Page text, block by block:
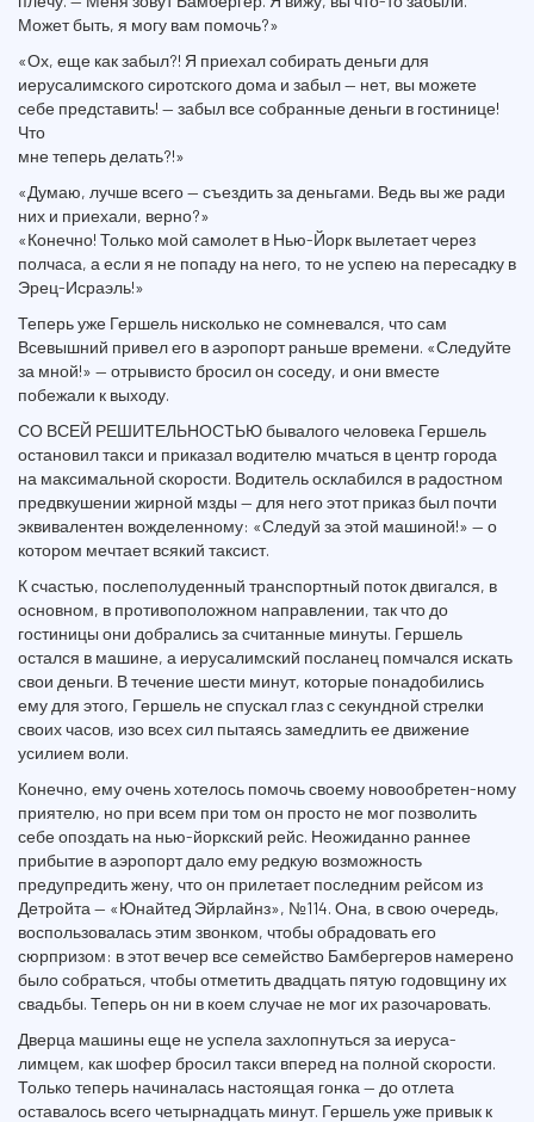
Может быть, я могу вам помочь?»
«Ох, еще как забыл?! Я приехал собирать деньги для
иерусалимского сиротского дома и забыл — нет, вы можете
себе представить! — забыл все собранные деньги в гостинице!
Что
мне теперь делать?!»
«Думаю, лучше всего — съездить за деньгами. Ведь вы же ради
них и приехали, верно?»
«Конечно! Только мой самолет в Нью-Йорк вылетает через
полчаса, а если я не попаду на него, то не успею на пересадку в
Эрец-Исраэль!»
Теперь уже Гершель нисколько не сомневался, что сам
Всевышний привел его в аэропорт раньше времени. «Следуйте
за мной!» — отрывисто бросил он соседу, и они вместе
побежали к выходу.
СО ВСЕЙ РЕШИТЕЛЬНОСТЬЮ бывалого человека Гершель
остановил такси и приказал водителю мчаться в центр города
на максимальной скорости. Водитель осклабился в радостном
предвкушении жирной мзды — для него этот приказ был почти
эквивалентен вожделенному: «Следуй за этой машиной!» — о
котором мечтает всякий таксист.
К счастью, послеполуденный транспортный поток двигался, в
основном, в противоположном направлении, так что до
гостиницы они добрались за считанные минуты. Гершель
остался в машине, а иерусалимский посланец помчался искать
свои деньги. В течение шести минут, которые понадобились
ему для этого, Гершель не спускал глаз с секундной стрелки
своих часов, изо всех сил пытаясь замедлить ее движение
усилием воли.
Конечно, ему очень хотелось помочь своему новообретен-ному
приятелю, но при всем при том он просто не мог позволить
себе опоздать на нью-йоркский рейс. Неожиданно раннее
прибытие в аэропорт дало ему редкую возможность
предупредить жену, что он прилетает последним рейсом из
Детройта — «Юнайтед Эйрлайнз», №114. Она, в свою очередь,
воспользовалась этим звонком, чтобы обрадовать его
сюрпризом: в этот вечер все семейство Бамбергеров намерено
было собраться, чтобы отметить двадцать пятую годовщину их
свадьбы. Теперь он ни в коем случае не мог их разочаровать.
Дверца машины еще не успела захлопнуться за иеруса-
лимцем, как шофер бросил такси вперед на полной скорости.
Только теперь начиналась настоящая гонка — до отлета
оставалось всего четырнадцать минут. Гершель уже привык к